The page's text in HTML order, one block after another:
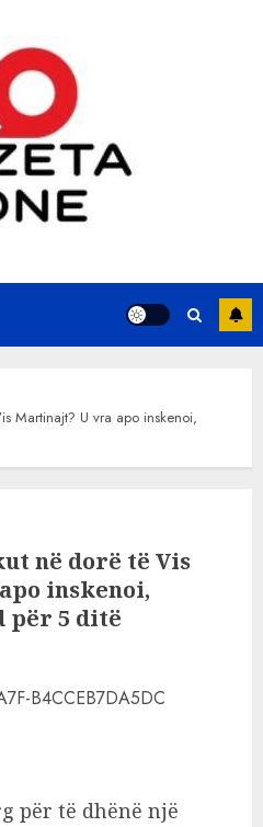
Martinajt? U vra apo inskenoi,
në dorë të Vis
inskenoi,
për 5 ditë
për të dhënë një